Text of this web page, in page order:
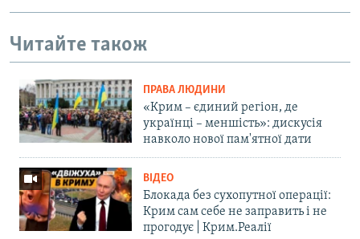
Читайте також
ПРАВА ЛЮДИНИ
«Крим – єдиний регіон, де
українці – меншість»: дискусія
навколо нової пам'ятної дати
ВІДЕО
Блокада без сухопутної операції:
Крим сам себе не заправить і не
прогодує | Крим.Реалії